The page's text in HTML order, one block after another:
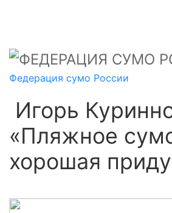
Федерация сумо России
Игорь
«Пляжное
хорошая